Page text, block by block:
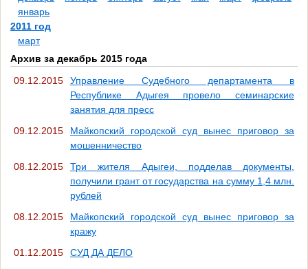
январь
2011 год
март
Архив за декабрь 2015 года
09.12.2015
Управление Судебного департамента в
Республике Адыгея провело семинарские
занятия для пресс
09.12.2015
Майкопский городской суд вынес приговор за
мошенничество
08.12.2015
Три жителя Адыгеи, подделав документы,
получили грант от государства на сумму 1,4 млн.
рублей
08.12.2015
Майкопский городской суд вынес приговор за
кражу
01.12.2015
СУД ДА ДЕЛО